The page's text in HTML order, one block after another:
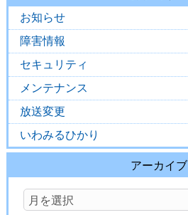
お知らせ
障害情報
セキュリティ
メンテナンス
放送変更
いわみるひかり
アーカイブ